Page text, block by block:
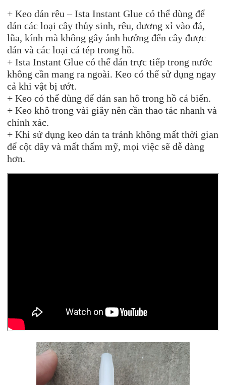
+ Keo dán rêu – Ista Instant Glue có thể dùng để
dán các loại cây thủy sinh, rêu, dương xỉ vào đá,
lũa, kính mà không gây ảnh hưởng đến cây được
dán và các loại cá tép trong hồ.
+ Ista Instant Glue có thể dán trực tiếp trong nước
không cần mang ra ngoài. Keo có thể sử dụng ngay
cả khi vật bị ướt.
+ Keo có thể dùng để dán san hô trong hồ cá biển.
+ Keo khô trong vài giây nên cần thao tác nhanh và
chính xác.
+ Khi sử dụng keo dán ta tránh không mất thời gian
để cột dây và mất thẩm mỹ, mọi việc sẽ dễ dàng
hơn.